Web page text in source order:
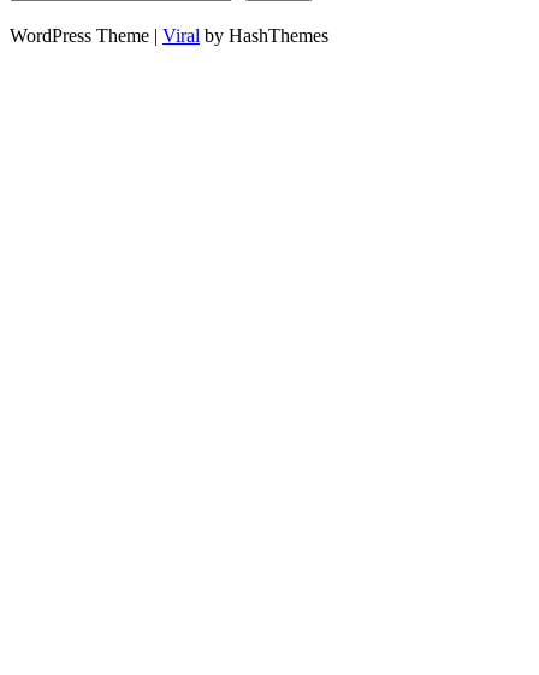
WordPress Theme | Viral by HashThemes